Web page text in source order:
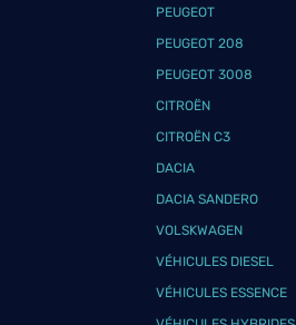
PEUGEOT
PEUGEOT 208
PEUGEOT 3008
CITROËN
CITROËN C3
DACIA
DACIA SANDERO
VOLSKWAGEN
VÉHICULES DIESEL
VÉHICULES ESSENCE